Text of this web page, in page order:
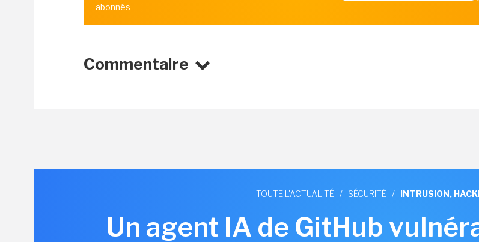
abonnés
Commentaire
TOUTE L'ACTUALITÉ / SÉCURITÉ / INTRUSION,
Un agent IA de GitHub